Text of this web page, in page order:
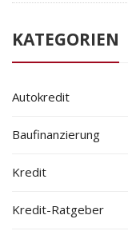
KATEGORIEN
Autokredit
Baufinanzierung
Kredit
Kredit-Ratgeber